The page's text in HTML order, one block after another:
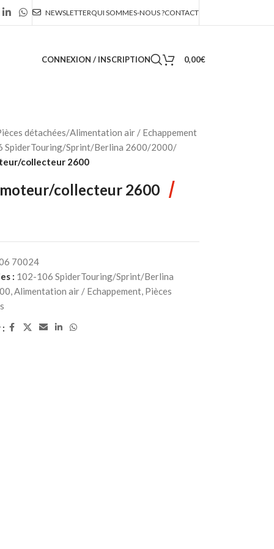
NEWSLETTERQUI SOMMES-NOUS ?CONTACT
CONNEXION / INSCRIPTION 0,00€
détachées/Alimentation air / Echappement
SpiderTouring/Sprint/Berlina 2600/2000/
collecteur 2600
collecteur 2600 /
70024
: 102-106 SpiderTouring/Sprint/Berlina
,Alimentation air / Echappement, Pièces